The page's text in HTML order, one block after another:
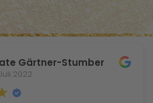
Gärtner-Stumber
2022